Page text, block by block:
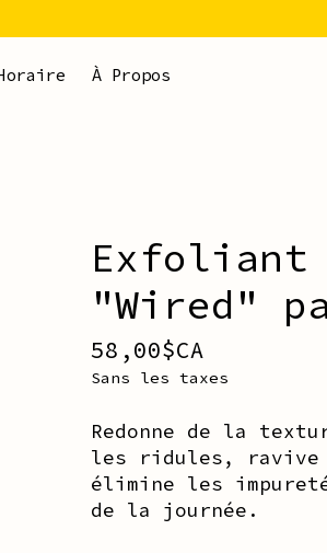
À Propos
Exfoliant
"Wired"
58,00$CA
Sans les taxes
Redonne de la
les ridules,
élimine les
de la journée.